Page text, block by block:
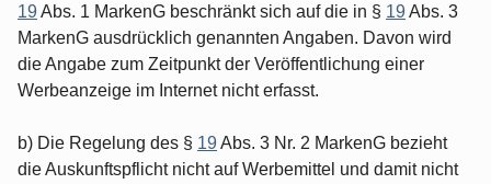
19Abs. 1 MarkenG beschränkt sich auf die in § 19Abs. 3
MarkenG ausdrücklich genannten Angaben. Davon wird
die Angabe zum Zeitpunkt der Veröffentlichung einer
Werbeanzeige im Internet nicht erfasst.
b) Die Regelung des § 19Abs. 3 Nr. 2 MarkenG bezieht
die Auskunftspflicht nicht auf Werbemittel und damit nicht